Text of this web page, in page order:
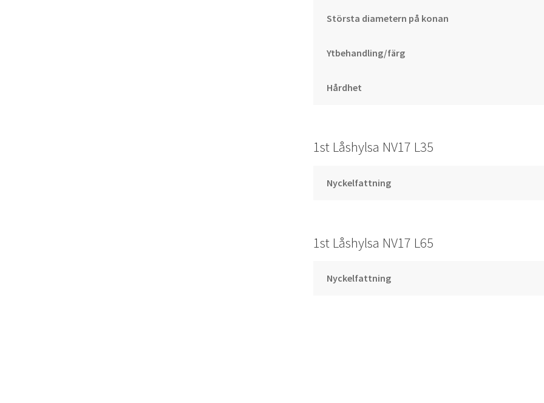
Största diametern på konan
Ytbehandling/färg
Hårdhet
1st Låshylsa NV17 L35
Nyckelfattning
1st Låshylsa NV17 L65
Nyckelfattning